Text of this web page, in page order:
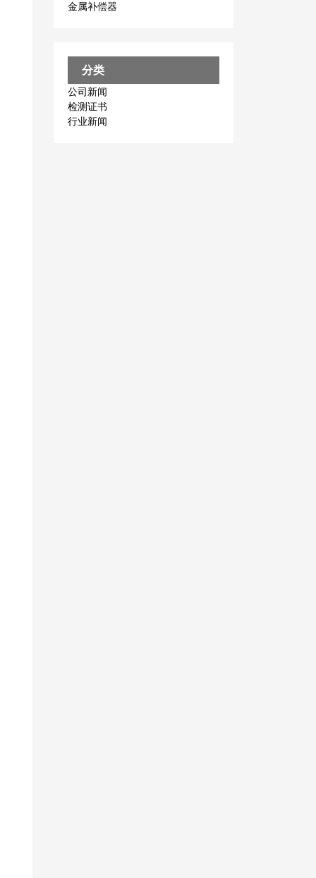
金属补偿器
分类
公司新闻
检测证书
行业新闻